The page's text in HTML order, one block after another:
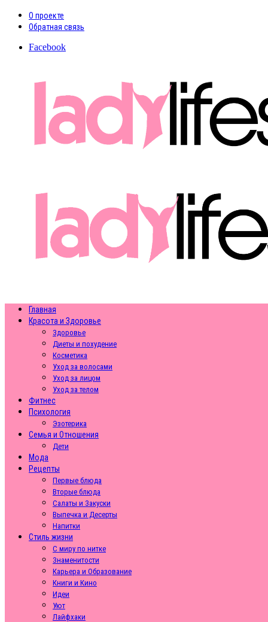
О проекте
Обратная связь
Facebook
Главная
Красота и Здоровье
Здоровье
Диеты и похудение
Косметика
Уход за волосами
Уход за лицом
Уход за телом
Фитнес
Психология
Эзотерика
Семья и Отношения
Дети
Мода
Рецепты
Первые блюда
Вторые блюда
Салаты и Закуски
Выпечка и Десерты
Напитки
Стиль жизни
С миру по нитке
Знаменитости
Карьера и Образование
Книги и Кино
Идеи
Уют
Лайфхаки